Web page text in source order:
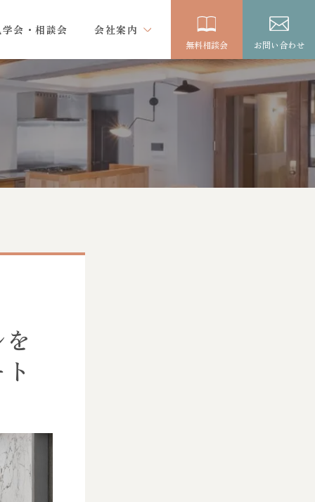
学会・相談会 会社案内
無料相談会 お問い合わせ